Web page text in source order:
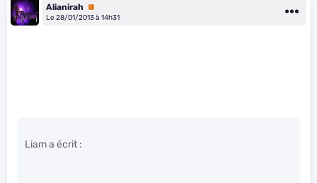
Alianirah Premium
Le 28/01/2013 à 14h31
Liam a écrit :